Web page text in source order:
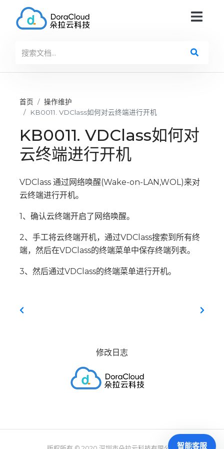
首页
操作维护
KB0011. VDClass如何对云终端进行开机
KB0011. VDClass如何对
云终端进行开机
VDClass 通过网络唤醒(Wake-on-LAN,WOL)来对
云终端进行开机。
1、确认云终端开启了网络唤醒。
2、手工将云终端开机，通过VDClass搜索到所有终
端，然后在VDClass的终端菜单中保存终端列表。
3、然后通过VDClass的终端菜单进行开机。
修改日志
智能客服